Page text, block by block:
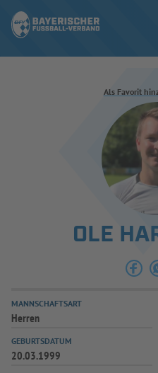
ERGEBNISSE &
SPIELBETRIEB &
AUSBILDUNG &
Als Favorit
OLE
MANNSCHAFTSART
Herren
GEBURTSDATUM
20.03.1999